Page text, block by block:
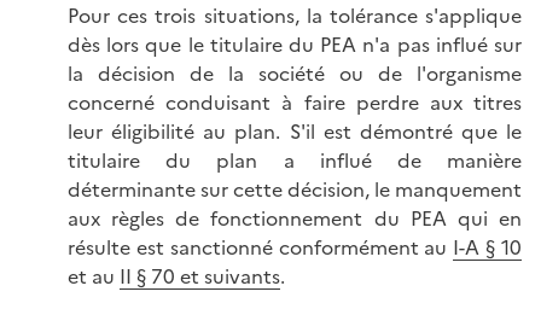
Pour ces trois situations, la tolérance s'applique
dès lors que le titulaire du PEA n'a pas influé sur
la décision de la société ou de l'organisme
concerné conduisant à faire perdre aux titres
leur éligibilité au plan. S'il est démontré que le
titulaire du plan a influé de manière
déterminante sur cette décision, le manquement
aux règles de fonctionnement du PEA qui en
résulte est sanctionné conformément au I-A § 10
et au II § 70 et suivants.